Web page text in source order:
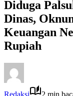
Diduga
Dinas,
Keuangan
Rupiah
Redaksi
2 min